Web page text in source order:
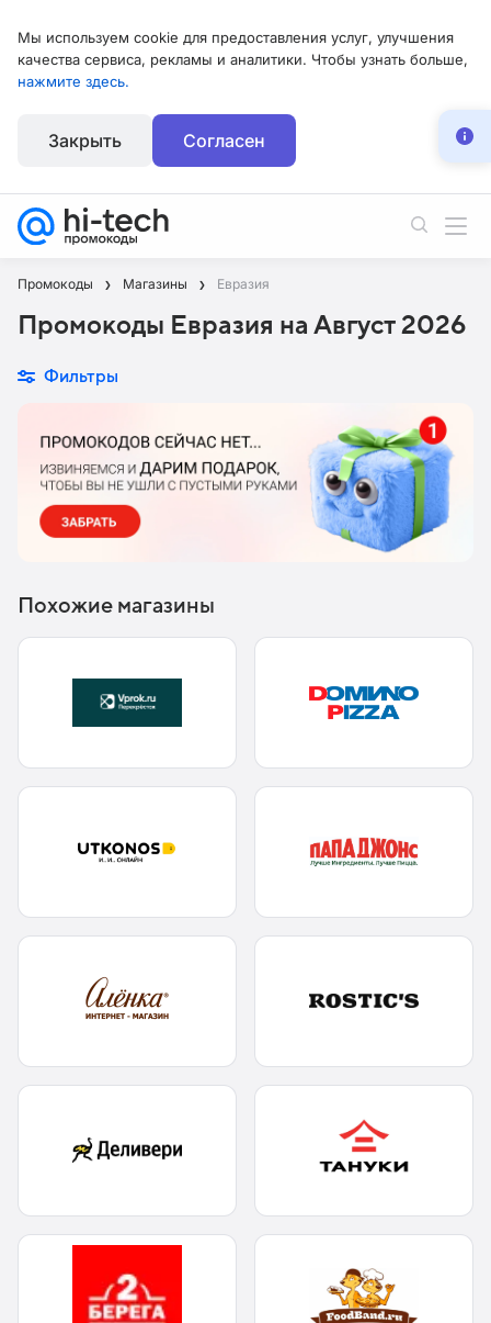
Мы используем cookie для предоставления услуг, улучшения
качества сервиса, рекламы и аналитики. Чтобы узнать больше,
нажмите здесь.
Закрыть Согласен
Промокоды Магазины Евразия
Промокоды Евразия на Август 2026
Фильтры
Похожие магазины